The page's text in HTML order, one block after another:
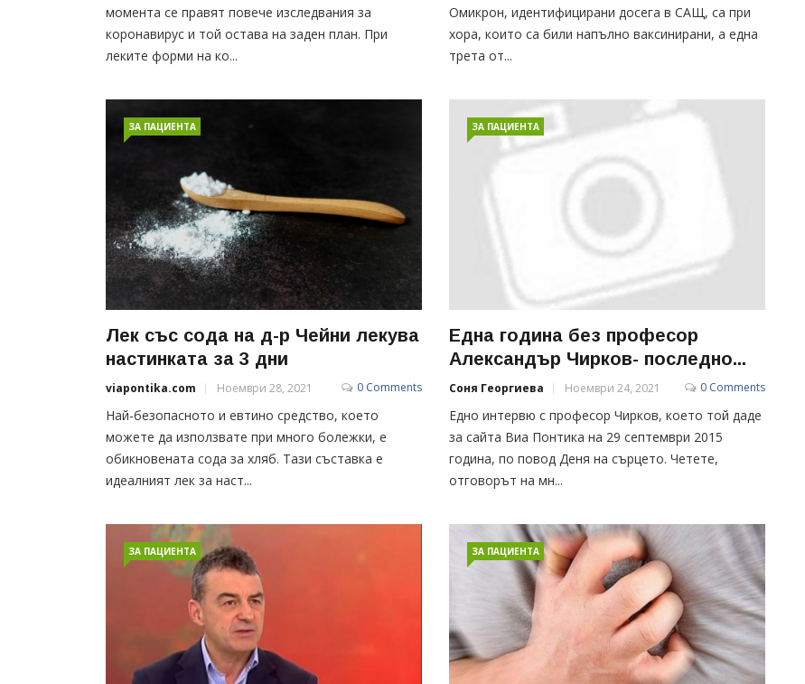
момента се правят повече изследвания за
коронавирус и той остава на заден план. При
леките форми на ко...
Омикрон, идентифицирани досега в САЩ, са при
хора, които са били напълно ваксинирани, а една
трета от...
ЗА ПАЦИЕНТА
Лек със сода на д-р Чейни лекува
настинката за 3 дни
viapontika.com Ноември 28, 2021 0 Comments
Най-безопасното и евтино средство, което
можете да използвате при много болежки, е
обикновената сода за хляб. Тази съставка е
идеалният лек за наст...
ЗА ПАЦИЕНТА
Една година без професор
Александър Чирков- последно...
Соня Георгиева Ноември 24, 2021 0 Comments
Едно интервю с професор Чирков, което той даде
за сайта Виа Понтика на 29 септември 2015
година, по повод Деня на сърцето. Четете,
отговорът на мн...
ЗА ПАЦИЕНТА ЗА ПАЦИЕНТА